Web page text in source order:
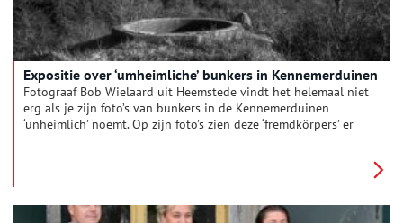
Expositie over ‘umheimliche’ bunkers in Kennemerduinen
Fotograaf Bob Wielaard uit Heemstede vindt het helemaal niet
erg als je zijn foto’s van bunkers in de Kennemerduinen
‘unheimlich’ noemt. Op zijn foto’s zien deze ‘fremdkörpers’ er